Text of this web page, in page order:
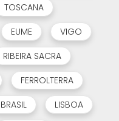
TOSCANA
EUME
VIGO
RIBEIRA SACRA
FERROLTERRA
BRASIL
LISBOA